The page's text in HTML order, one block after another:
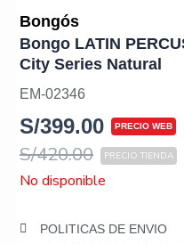
Bongós
Bongo LATIN
City Series Natural
EM-02346
S/420.00
S/399.00
No disponible
POLITICAS DE ENVIO